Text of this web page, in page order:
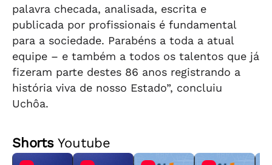
palavra checada, analisada, escrita e
publicada por profissionais é fundamental
para a sociedade. Parabéns a toda a atual
equipe – e também a todos os talentos que já
fizeram parte destes 86 anos registrando a
história viva de nosso Estado”, concluiu
Uchôa.
ShortsYoutube